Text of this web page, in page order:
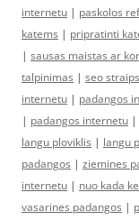
internetu | paskolos
katems | pripratinti
| sausas maistas ar
talpinimas | seo
internetu | padangos
| padangos internetu |
langu ploviklis | langu
padangos | ziemines
internetu | nuo kada
vasarines padangos |